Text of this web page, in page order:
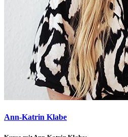
Ann-Katrin Klabe